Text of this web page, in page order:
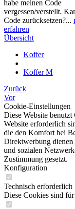
habe meinen Code
vergessen/verstellt.
Code zurücksetzen?...
erfahren
Übersicht
Koffer
Koffer M
Zurück
Vor
Cookie-Einstellungen
Diese Website
Website erforderlich
die den Komfort bei
Direktwerbung dienen
und sozialen
Zustimmung gesetzt.
Konfiguration
Technisch erforderlich
Diese Cookies sind